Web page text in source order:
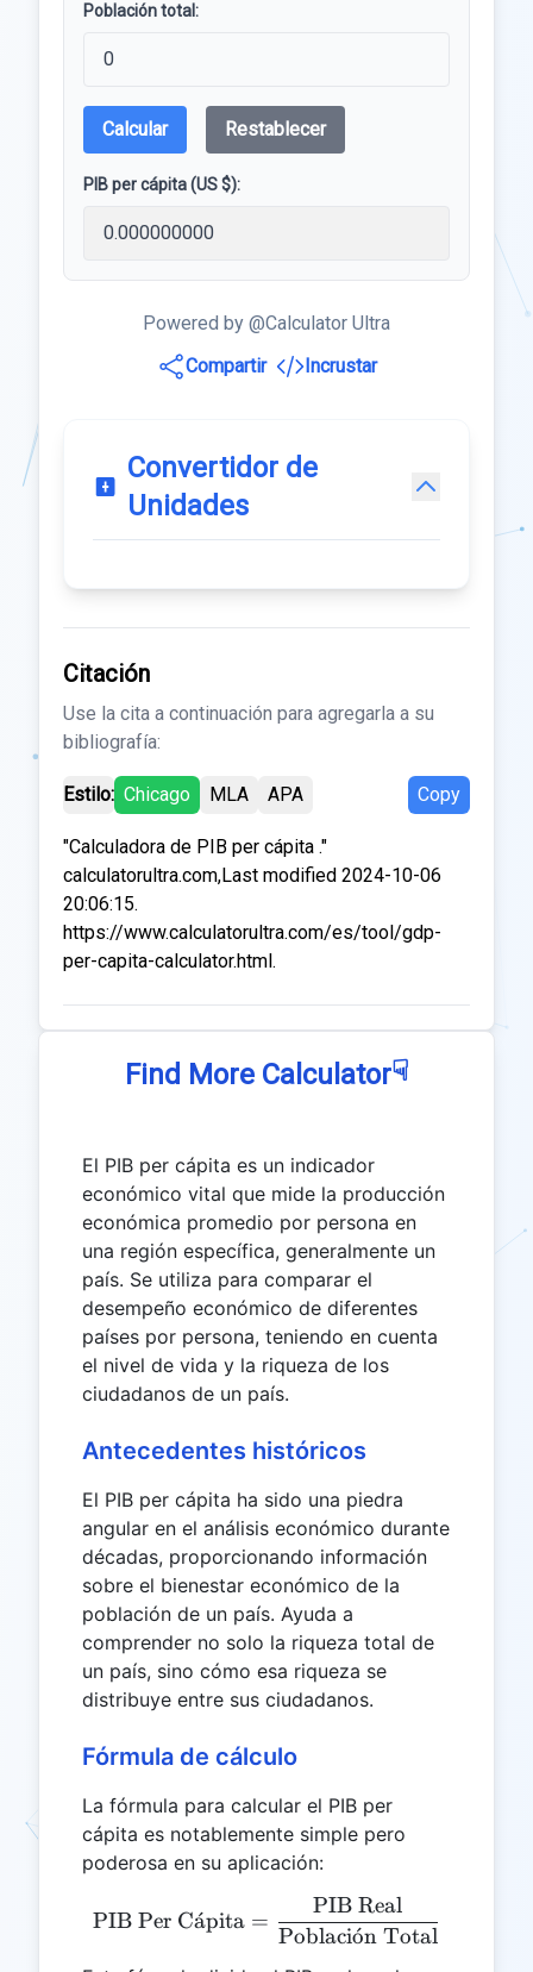
Población total:
Calcular Restablecer
PIB per cápita (US $):
Powered by @Calculator Ultra
Compartir
Incrustar
Convertidor de
Unidades
Citación
Use la cita a continuación para agregarla a su
bibliografía:
Estilo: Chicago MLA APA Copy
"Calculadora de PIB per cápita ."
calculatorultra.com,Last modified 2024-10-06
20:06:15.
https://www.calculatorultra.com/es/tool/gdp-
per-capita-calculator.html.
Find More Calculator☟
El PIB per cápita es un indicador
económico vital que mide la producción
económica promedio por persona en
una región específica, generalmente un
país. Se utiliza para comparar el
desempeño económico de diferentes
países por persona, teniendo en cuenta
el nivel de vida y la riqueza de los
ciudadanos de un país.
Antecedentes históricos
El PIB per cápita ha sido una piedra
angular en el análisis económico durante
décadas, proporcionando información
sobre el bienestar económico de la
población de un país. Ayuda a
comprender no solo la riqueza total de
un país, sino cómo esa riqueza se
distribuye entre sus ciudadanos.
Fórmula de cálculo
La fórmula para calcular el PIB per
cápita es notablemente simple pero
poderosa en su aplicación:
\text{PIB Per Cápita}
PIB Per Ca
ˊpita =
Poblacio
ˊn Total
PIB Real